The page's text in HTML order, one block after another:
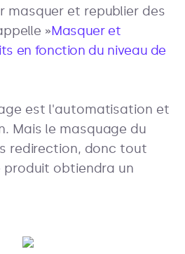
masquer et republier des
»Masquer et
en fonction du niveau de
est l'automatisation et
Mais le masquage du
redirection, donc tout
produit obtiendra un